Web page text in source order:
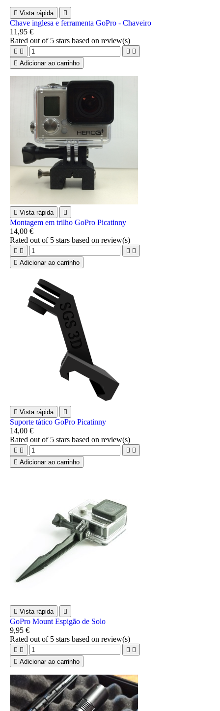
 Vista rápida 
Chave inglesa e ferramenta GoPro - Chaveiro
11,95 €
Rated out of 5 stars based on review(s)
   
 Adicionar ao carrinho
 Vista rápida 
Montagem em trilho GoPro Picatinny
14,00 €
Rated out of 5 stars based on review(s)
   
 Adicionar ao carrinho
 Vista rápida 
Suporte tático GoPro Picatinny
14,00 €
Rated out of 5 stars based on review(s)
   
 Adicionar ao carrinho
 Vista rápida 
GoPro Mount Espigão de Solo
9,95 €
Rated out of 5 stars based on review(s)
   
 Adicionar ao carrinho